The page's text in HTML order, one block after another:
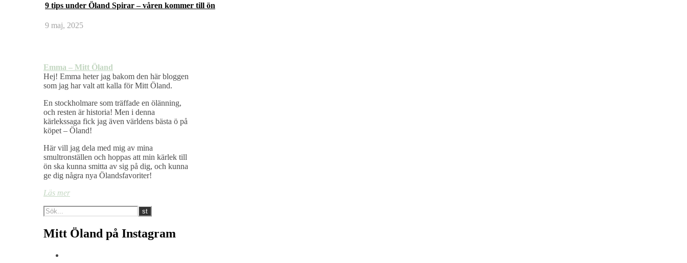
9 tips under Öland Spirar – våren kommer till ön
9 maj, 2025
Emma – Mitt Öland
Hej! Emma heter jag bakom den här bloggen
som jag har valt att kalla för Mitt Öland.
En stockholmare som träffade en ölänning,
och resten är historia! Men i denna
kärlekssaga fick jag även världens bästa ö på
köpet – Öland!
Här vill jag dela med mig av mina
smultronställen och hoppas att min kärlek till
ön ska kunna smitta av sig på dig, och kunna
ge dig några nya Ölandsfavoriter!
Läs mer
Mitt Öland på Instagram